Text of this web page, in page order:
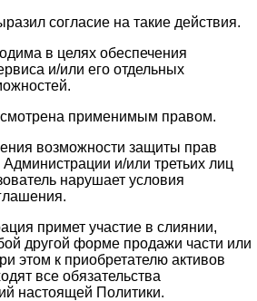
согласие на такие действия.
в целях обеспечения
и/или его отдельных
применимым правом.
возможности защиты прав
и/или третьих лиц
нарушает условия
примет участие в слиянии,
другой форме продажи части или
этом к приобретателю активов
все обязательства
настоящей Политики.